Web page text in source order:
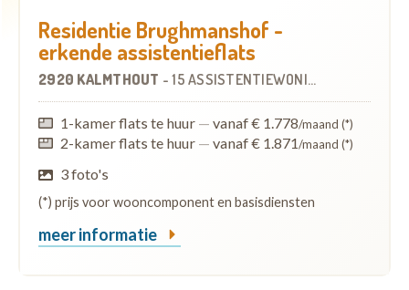
Residentie Brughmanshof -
erkende assistentieflats
2920 KALMTHOUT -15 ASSISTENTIEWONINGEN
1-kamer flats te huur — vanaf € 1.778/maand (*)
2-kamer flats te huur — vanaf € 1.871/maand (*)
3 foto's
(*) prijs voor wooncomponent en basisdiensten
meer informatie